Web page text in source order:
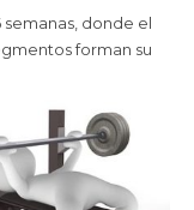
semanas, donde el
forman su